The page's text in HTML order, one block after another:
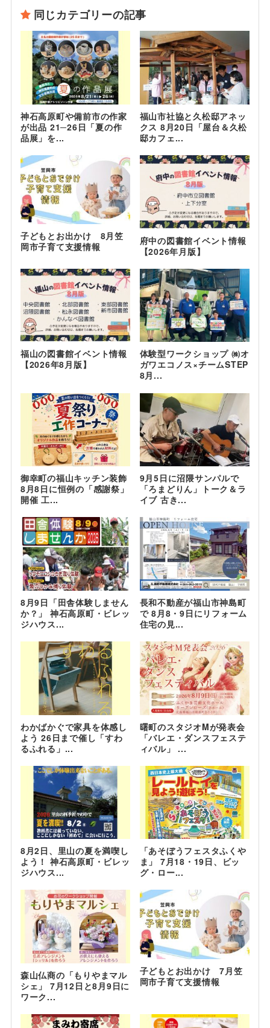
同じカテゴリーの記事
神石高原町や備前市の作家
が出品 21─26日「夏の作
品展」を...
福山市社協と久松邸アネッ
クス 8月20日「屋台＆久松
邸カフェ...
子どもとお出かけ 8月笠
岡市子育て支援情報
府中の図書館イベント情報
【2026年月版】
福山の図書館イベント情報
【2026年8月版】
体験型ワークショップ ㈱オ
ガワエコノス×チームSTEP
8月...
御幸町の福山キッチン装飾
8月8日に恒例の「感謝祭」
開催 工...
9月5日に沼隈サンパルで
「ろまどりん」トーク＆ラ
イブ 古き...
8月9日「田舎体験しません
か？」 神石高原町・ビレッ
ジハウス...
長和不動産が福山市神島町
で 8月8・9日にリフォーム
住宅の見...
わかばかぐで家具を体感し
よう 26日まで催し「すわ
るふれる」...
曙町のスタジオMが発表会
「バレエ・ダンスフェステ
ィバル」 ...
8月2日、里山の夏を満喫し
よう！ 神石高原町・ビレッ
ジハウス...
「あそぼうフェスタふくや
ま」 7月18・19日、ビッ
グ・ロー...
森山仏商の「もりやまマル
シェ」 7月12日と8月9日に
ワーク...
子どもとお出かけ 7月笠
岡市子育て支援情報